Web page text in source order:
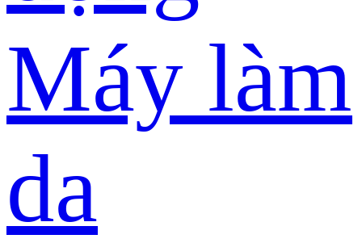
Máy làm
da